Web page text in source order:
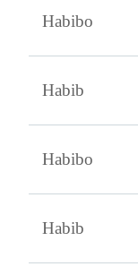
Habibo
Habib
Habibo
Habib